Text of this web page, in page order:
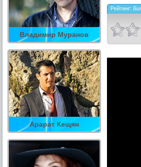
Владимир Муранов
Арарат Кещян
Рейтинг: